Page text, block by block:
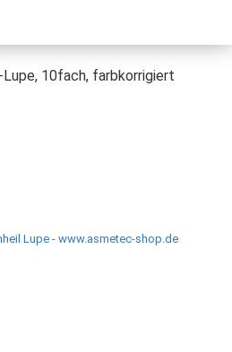
10fach, farbkorrigiert